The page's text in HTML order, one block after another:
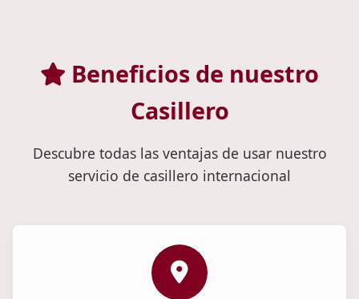
Beneficios de nuestro
Casillero
Descubre todas las ventajas de usar nuestro
servicio de casillero internacional